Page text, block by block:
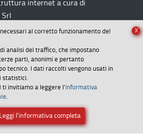
necessari al corretto funzionamento del
analisi del traffico, che impostano
parti, anonimi e pertanto
tecnico. I dati raccolti vengono usati in
statistici.
invitiamo a leggere l’informativa
Leggi l’informativa completa
X
internet a cura di
Srl
trasparente
di accessibilità